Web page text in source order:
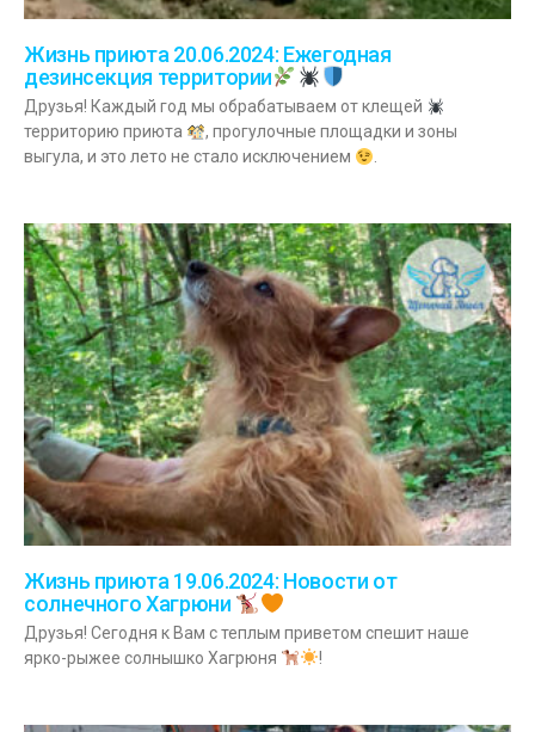
Жизнь приюта 20.06.2024: Ежегодная
дезинсекция территории
Друзья! Каждый год мы обрабатываем от клещей
территорию приюта
, прогулочные площадки и зоны
выгула, и это лето не стало исключением
.
Жизнь приюта 19.06.2024: Новости от
солнечного Хагрюни
Друзья! Сегодня к Вам с теплым приветом спешит наше
ярко-рыжее солнышко Хагрюня
!